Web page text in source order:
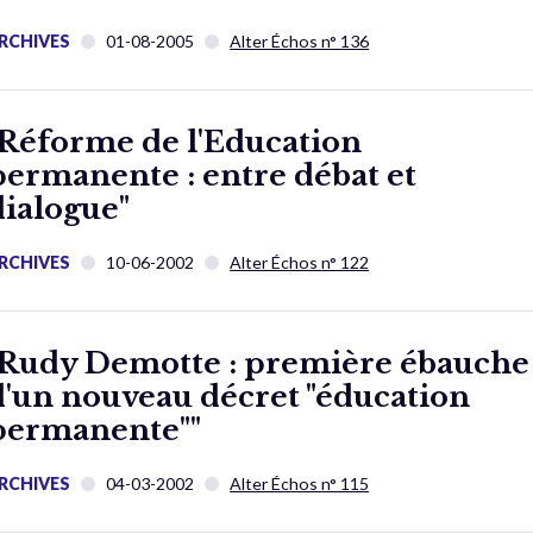
01-08-2005 Alter Échos n° 136
de l'Education
: entre débat et
10-06-2002 Alter Échos n° 122
Demotte : première ébauche
nouveau décret "éducation
04-03-2002 Alter Échos n° 115